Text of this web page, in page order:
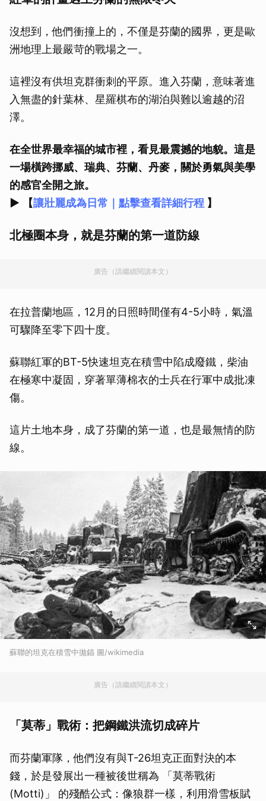
沒想到，他們衝撞上的，不僅是芬蘭的國界，更是歐
洲地理上最嚴苛的戰場之一。
這裡沒有供坦克群衝刺的平原。進入芬蘭，意味著進
入無盡的針葉林、星羅棋布的湖泊與難以逾越的沼
澤。
在全世界最幸福的城市裡，看見最震撼的地貌。這是
一場橫跨挪威、瑞典、芬蘭、丹麥，關於勇氣與美學
的感官全開之旅。
►
【讓壯麗成為日常｜點擊查看詳細行程 】
北極圈本身，就是芬蘭的第一道防線
廣告（請繼續閱讀本文）
在拉普蘭地區，12月的日照時間僅有4-5小時，氣溫
可驟降至零下四十度。
蘇聯紅軍的BT-5快速坦克在積雪中陷成廢鐵，柴油
在極寒中凝固，穿著單薄棉衣的士兵在行軍中成批凍
傷。
這片土地本身，成了芬蘭的第一道，也是最無情的防
線。
蘇聯的坦克在積雪中拋錨 圖/wikimedia
廣告（請繼續閱讀本文）
「莫蒂」戰術：把鋼鐵洪流切成碎片
而芬蘭軍隊，他們沒有與T-26坦克正面對決的本
錢，於是發展出一種被後世稱為 「莫蒂戰術
(Motti)」 的殘酷公式：像狼群一樣，利用滑雪板賦